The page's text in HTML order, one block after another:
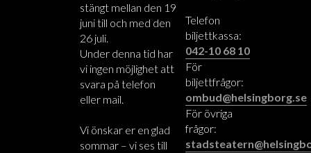
stängt mellan den 19
juni till och med den
26 juli.
Under denna tid har
vi ingen möjlighet att
svara på telefon
eller mail.
Vi önskar er en glad
sommar – vi ses till
Telefon
biljettkassa:
042-10 68 10
För
biljettfrågor:
ombud@helsingborg.se
För övriga
frågor: